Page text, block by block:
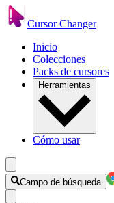
Cursor Changer
Inicio
Colecciones
Packs de cursores
Herramientas
Cómo usar
Campo de búsqueda